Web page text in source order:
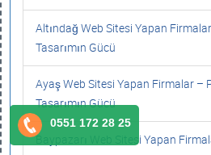
Altındağ Web Sitesi Yapan
Tasarımın Gücü
Ayaş Web Sitesi Yapan Firmalar –
Tasarımın Gücü
Baypazarı Web Sitesi Yapan
0551 172 28 25